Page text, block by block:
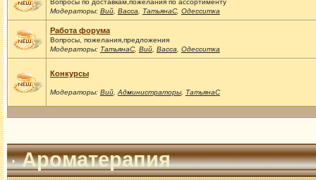
Вопросы по доставкам,пожелания по ассортименту
Модераторы: Вий, Васса ТатьянаС, Одесситка
Работа форума
Вопросы, пожелания,предложения
Модераторы: ТатьянаС, Вий, Васса Одесситка
Конкурсы
Модераторы: Вий, Администраторы, ТатьянаС
Ароматерапия